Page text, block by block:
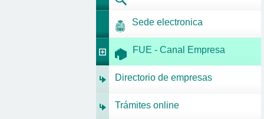
Sede electronica
FUE - Canal Empresa
Directorio de empresas
Trámites online